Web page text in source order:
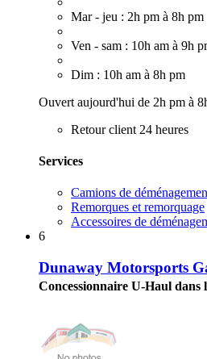
Mar - jeu : 2h pm à 8h pm
Ven - sam : 10h am à 9h
Dim : 10h am à 8h pm
Ouvert aujourd'hui de 2h pm à
Retour client 24 heures
Services
Camions de
Remorques et remorquage
Accessoires de
6
Dunaway Motorsports
Concessionnaire U-Haul dans